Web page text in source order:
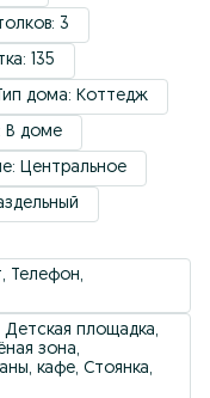
3
135
дома: Коттедж
В доме
Центральное
Телефон,
Детская площадка,
зона,
кафе, Стоянка,